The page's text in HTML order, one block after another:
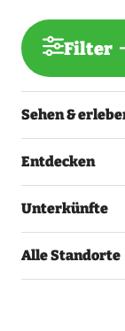
Filter
Sehen &
Entdecken
Unterkünfte
Alle Standorte